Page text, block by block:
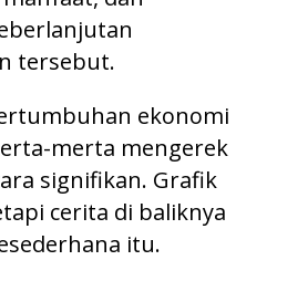
tersebut.
ekonomi
merta mengerek
signifikan. Grafik
cerita di baliknya
itu.